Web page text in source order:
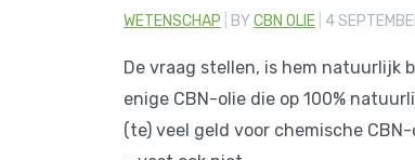
CATEGORIES
WETENSCHAP BYCBN OLIE 4
De vraag stellen, is hem natuurlijk
enige CBN-olie die op 100%
(te) veel geld voor chemische